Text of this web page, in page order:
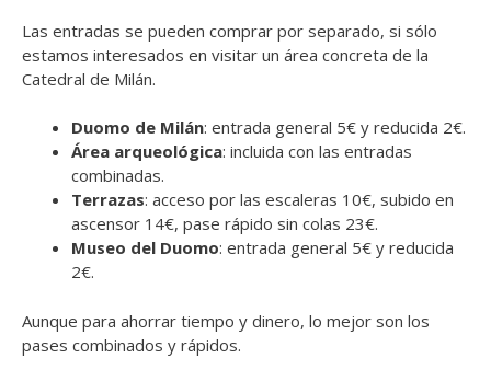
Las entradas se pueden comprar por separado, si sólo
estamos interesados en visitar un área concreta de la
Catedral de Milán.
Duomo de Milán: entrada general 5€ y reducida 2€.
Área arqueológica: incluida con las entradas
combinadas.
Terrazas: acceso por las escaleras 10€, subido en
ascensor 14€, pase rápido sin colas 23€.
Museo del Duomo: entrada general 5€ y reducida
2€.
Aunque para ahorrar tiempo y dinero, lo mejor son los
pases combinados y rápidos.